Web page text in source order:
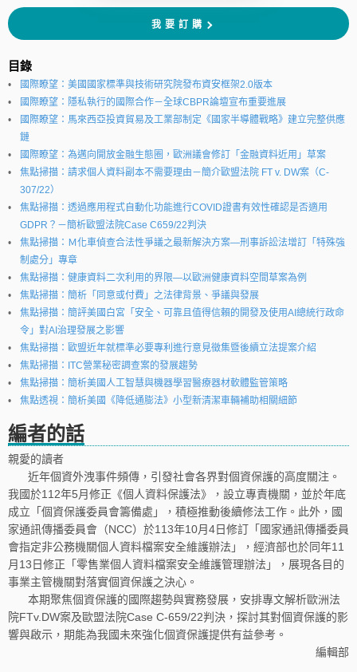
我要訂購
目錄
國際瞭望：美國國家標準與技術研究院發布資安框架2.0版本
國際瞭望：隱私執行的國際合作－全球CBPR論壇宣布重要進展
國際瞭望：馬來西亞投資貿易及工業部制定《國家半導體戰略》建立完整供應
鏈
國際瞭望：為邁向開放金融生態圈，歐洲議會修訂「金融資料近用」草案
焦點掃描：請求個人資料副本不需要理由－簡介歐盟法院 FT v. DW案（C-
307/22）
焦點掃描：透過應用程式自動化功能進行COVID證書有效性確認是否適用
GDPR？－簡析歐盟法院Case C659/22判決
焦點掃描：Ｍ化車偵查合法性爭議之最新解決方案—刑事訴訟法增訂「特殊強
制處分」專章
焦點掃描：健康資料二次利用的界限―以歐洲健康資料空間草案為例
焦點掃描：簡析「同意或付費」之法律背景、爭議與發展
焦點掃描：簡評美國白宮「安全、可靠且值得信賴的開發及使用AI總統行政命
令」對AI治理發展之影響
焦點掃描：歐盟近年就標準必要專利進行意見徵集暨後續立法提案介紹
焦點掃描：ITC營業秘密調查案的發展趨勢
焦點掃描：簡析美國人工智慧與機器學習醫療器材軟體監管策略
焦點透視：簡析美國《降低通膨法》小型新清潔車輛補助相關細節
編者的話
親愛的讀者
近年個資外洩事件頻傳，引發社會各界對個資保護的高度關注。
我國於112年5月修正《個人資料保護法》，設立專責機關，並於年底
成立「個資保護委員會籌備處」，積極推動後續修法工作。此外，國
家通訊傳播委員會（NCC）於113年10月4日修訂「國家通訊傳播委員
會指定非公務機關個人資料檔案安全維護辦法」，經濟部也於同年11
月13日修正「零售業個人資料檔案安全維護管理辦法」，展現各目的
事業主管機關對落實個資保護之決心。
本期聚焦個資保護的國際趨勢與實務發展，安排專文解析歐洲法
院FTv.DW案及歐盟法院Case C-659/22判決，探討其對個資保護的影
響與啟示，期能為我國未來強化個資保護提供有益參考。
編輯部